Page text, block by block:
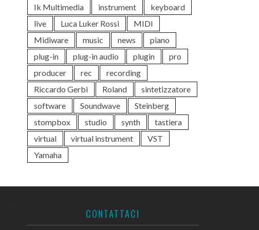
Ik Multimedia
instrument
keyboard
live
Luca Luker Rossi
MIDI
Midiware
music news
piano
plug-in
plug-in audio plugin
pro
producer
rec
recording
Riccardo Gerbi
Roland
sintetizzatore
software
Soundwave
Steinberg
stompbox
studio synth
tastiera
virtual
virtual instrument
VST
Yamaha
CONTATTACI